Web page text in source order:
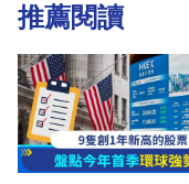
推薦閱讀